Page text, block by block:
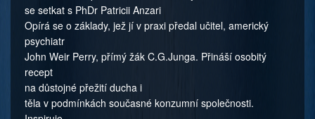
se setkat s PhDr Patricii Anzari
Opírá se o základy, jež jí v praxi předal učitel, americký
psychiatr
John Weir Perry, přímý žák C.G.Junga. Přináší osobitý
recept
na důstojné přežití ducha i
těla v podmínkách současné konzumní společnosti.